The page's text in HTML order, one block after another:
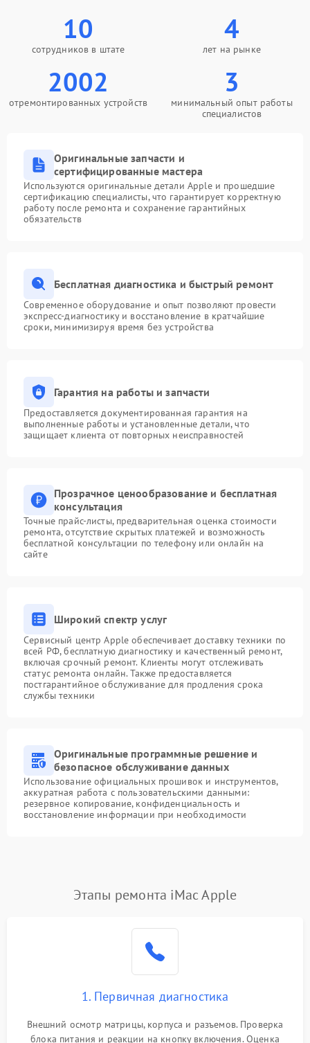
10
сотрудников в штате
4
лет на рынке
2002
отремонтированных устройств
3
минимальный опыт работы
специалистов
Оригинальные запчасти и
сертифицированные мастера
Используются оригинальные детали Apple и прошедшие
сертификацию специалисты, что гарантирует корректную
работу после ремонта и сохранение гарантийных
обязательств
Бесплатная диагностика и быстрый ремонт
Современное оборудование и опыт позволяют провести
экспресс-диагностику и восстановление в кратчайшие
сроки, минимизируя время без устройства
Гарантия на работы и запчасти
Предоставляется документированная гарантия на
выполненные работы и установленные детали, что
защищает клиента от повторных неисправностей
Прозрачное ценообразование и бесплатная
консультация
Точные прайс-листы, предварительная оценка стоимости
ремонта, отсутствие скрытых платежей и возможность
бесплатной консультации по телефону или онлайн на
сайте
Широкий спектр услуг
Сервисный центр Apple обеспечивает доставку техники по
всей РФ, бесплатную диагностику и качественный ремонт,
включая срочный ремонт. Клиенты могут отслеживать
статус ремонта онлайн. Также предоставляется
постгарантийное обслуживание для продления срока
службы техники
Оригинальные программные решение и
безопасное обслуживание данных
Использование официальных прошивок и инструментов,
аккуратная работа с пользовательскими данными:
резервное копирование, конфиденциальность и
восстановление информации при необходимости
Этапы ремонта iMac Apple
1. Первичная диагностика
Внешний осмотр матрицы, корпуса и разъемов. Проверка
блока питания и реакции на кнопку включения. Оценка